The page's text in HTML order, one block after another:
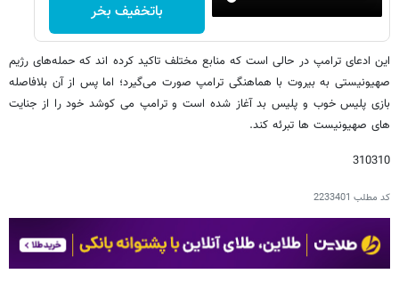
باتخفیف بخر
این ادعای ترامپ در حالی است که منابع مختلف تاکید کرده اند که حمله‌های رژیم
صهیونیستی به بیروت با هماهنگی ترامپ صورت می‌گیرد؛ اما پس از آن بلافاصله
بازی پلیس خوب و پلیس بد آغاز شده است و ترامپ می کوشد خود را از جنایت
های صهیونیست ها تبرئه کند.
310310
کد مطلب 2233401